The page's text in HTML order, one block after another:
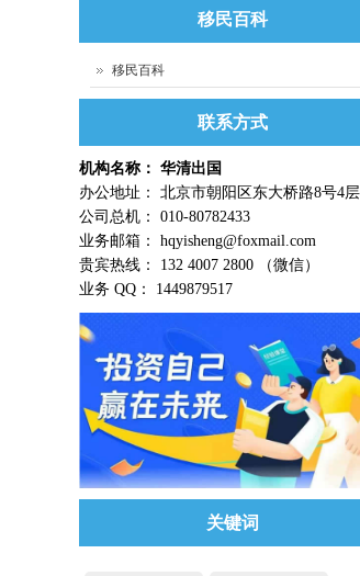
移民百科
移民百科
联系方式
机构名称： 华清出国
办公地址： 北京市朝阳区东大桥路8号4层
公司总机： 010-80782433
业务邮箱： hqyisheng@foxmail.com
贵宾热线： 132 4007 2800 （微信）
业务 QQ： 1449879517
关键词